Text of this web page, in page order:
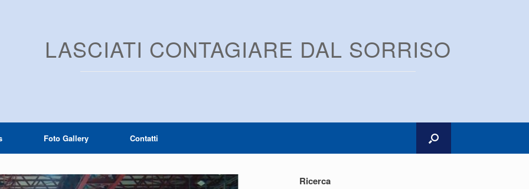
LASCIATI CONTAGIARE DAL SORRISO
Foto Gallery Contatti
Ricerca